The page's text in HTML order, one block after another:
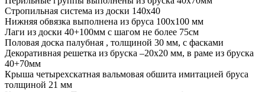
Стропильная система из доски 140х40
Нижняя обвязка выполнена из бруса 100х100 мм
Лаги из доски 40+100мм с шагом не более 75см
Половая доска палубная , толщиной 30 мм, с фасками
Декоративная решетка из бруска –20х20 мм, в раме из бруска
40+70мм
Крыша четырехскатная вальмовая обшита имитацией бруса
толщиной 21 мм